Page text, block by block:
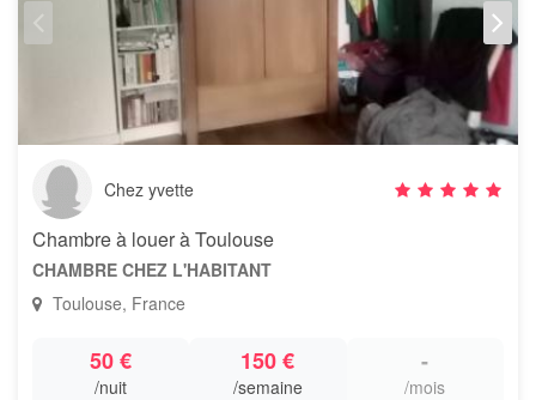
Chez yvette
Chambre à louer à Toulouse
CHAMBRE CHEZ L'HABITANT
Toulouse, France
50 €
/nuit
150 €
/semaine
-
/mois